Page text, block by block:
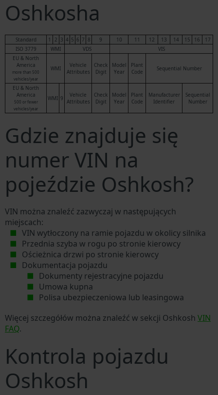
Oshkosha
Standard 1 2 3 4 5 6 7 8 9 10 11 12 13 14 15 16
17
ISO 3779
WMI VDS
VIS
EU & North
America
more than 500
vehicles/year
WMI
Vehicle
Attributes
Check
Digit
Model
Year
Plant
Code
Sequential Number
EU & North
America
500 or fewer
vehicles/year
WMI 9
Vehicle
Attributes
Check
Digit
Model
Year
Plant
Code
Manufacturer
Identifier
Sequential
Number
Gdzie znajduje się
numer VIN na
pojeździe Oshkosh?
VIN można znaleźć zazwyczaj w następujących
miejscach:
VIN wytłoczony na ramie pojazdu w okolicy silnika
Przednia szyba w rogu po stronie kierowcy
Ościeżnica drzwi po stronie kierowcy
Dokumentacja pojazdu
Dokumenty rejestracyjne pojazdu
Umowa kupna
Polisa ubezpieczeniowa lub leasingowa
Więcej szczegółów można znaleźć w sekcji Oshkosh VIN
FAQ.
Kontrola pojazdu
Oshkosh